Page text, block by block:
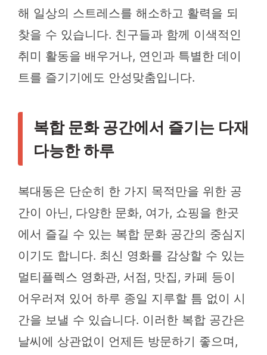
해 일상의 스트레스를 해소하고 활력을 되
찾을 수 있습니다. 친구들과 함께 이색적인
취미 활동을 배우거나, 연인과 특별한 데이
트를 즐기기에도 안성맞춤입니다.
복합 문화 공간에서 즐기는 다재
다능한 하루
복대동은 단순히 한 가지 목적만을 위한 공
간이 아닌, 다양한 문화, 여가, 쇼핑을 한곳
에서 즐길 수 있는 복합 문화 공간의 중심지
이기도 합니다. 최신 영화를 감상할 수 있는
멀티플렉스 영화관, 서점, 맛집, 카페 등이
어우러져 있어 하루 종일 지루할 틈 없이 시
간을 보낼 수 있습니다. 이러한 복합 공간은
날씨에 상관없이 언제든 방문하기 좋으며,